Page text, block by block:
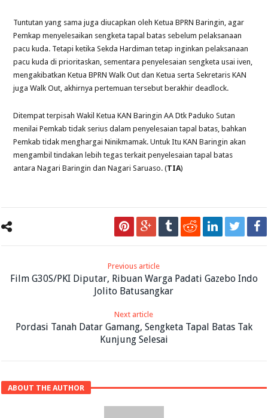
Tuntutan yang sama juga diucapkan oleh Ketua BPRN Baringin, agar
Pemkap menyelesaikan sengketa tapal batas sebelum pelaksanaan
pacu kuda. Tetapi ketika Sekda Hardiman tetap inginkan pelaksanaan
pacu kuda di prioritaskan, sementara penyelesaian sengketa usai iven,
mengakibatkan Ketua BPRN Walk Out dan Ketua serta Sekretaris KAN
juga Walk Out, akhirnya pertemuan tersebut berakhir deadlock.
Ditempat terpisah Wakil Ketua KAN Baringin AA Dtk Paduko Sutan
menilai Pemkab tidak serius dalam penyelesaian tapal batas, bahkan
Pemkab tidak menghargai Ninikmamak. Untuk Itu KAN Baringin akan
mengambil tindakan lebih tegas terkait penyelesaian tapal batas
antara Nagari Baringin dan Nagari Saruaso. (TIA)
Previous article
Film G30S/PKI Diputar, Ribuan Warga Padati Gazebo Indo
Jolito Batusangkar
Next article
Pordasi Tanah Datar Gamang, Sengketa Tapal Batas Tak
Kunjung Selesai
ABOUT THE AUTHOR